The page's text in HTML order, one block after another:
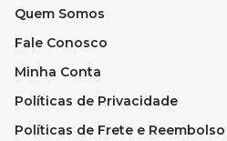
Quem Somos
Fale Conosco
Minha Conta
Políticas de Privacidade
Políticas de Frete e Reembolso